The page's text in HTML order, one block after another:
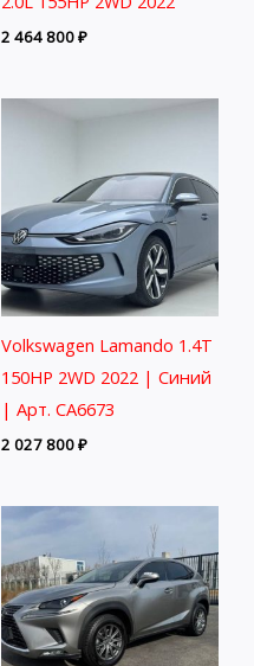
2 464 800₽
Volkswagen Lamando 1.4T
150HP 2WD 2022 | Синий
| Арт. CA6673
2 027 800₽